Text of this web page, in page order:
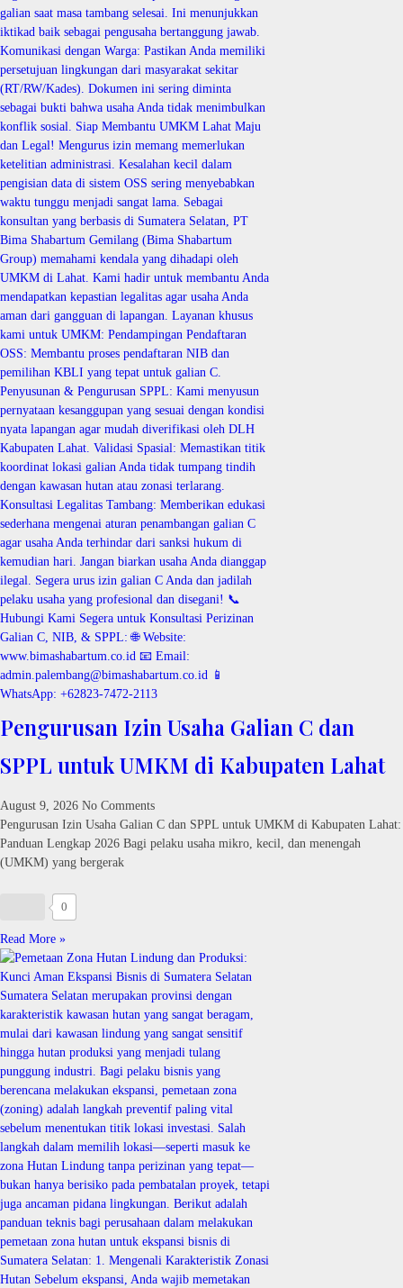
Pengurusan Izin Usaha Galian C dan
SPPL untuk UMKM di Kabupaten Lahat
August 9, 2026 No Comments
Pengurusan Izin Usaha Galian C dan SPPL untuk UMKM di Kabupaten Lahat:
Panduan Lengkap 2026 Bagi pelaku usaha mikro, kecil, dan menengah
(UMKM) yang bergerak
0
Read More »